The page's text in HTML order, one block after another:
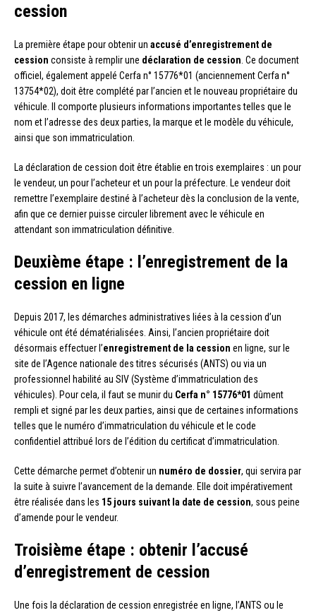
cession
La première étape pour obtenir un accusé d’enregistrement de
cession consiste à remplir une déclaration de cession . Ce document
officiel, également appelé Cerfa n° 15776*01 (anciennement Cerfa n°
13754*02), doit être complété par l’ancien et le nouveau propriétaire du
véhicule. Il comporte plusieurs informations importantes telles que le
nom et l’adresse des deux parties, la marque et le modèle du véhicule,
ainsi que son immatriculation.
La déclaration de cession doit être établie en trois exemplaires : un pour
le vendeur, un pour l’acheteur et un pour la préfecture. Le vendeur doit
remettre l’exemplaire destiné à l’acheteur dès la conclusion de la vente,
afin que ce dernier puisse circuler librement avec le véhicule en
attendant son immatriculation définitive.
Deuxième étape : l’enregistrement de la
cession en ligne
Depuis 2017, les démarches administratives liées à la cession d’un
véhicule ont été dématérialisées. Ainsi, l’ancien propriétaire doit
désormais effectuer l’enregistrement de la cession en ligne, sur le
site de l’Agence nationale des titres sécurisés (ANTS) ou via un
professionnel habilité au SIV (Système d’immatriculation des
véhicules). Pour cela, il faut se munir du Cerfa n° 15776*01 dûment
rempli et signé par les deux parties, ainsi que de certaines informations
telles que le numéro d’immatriculation du véhicule et le code
confidentiel attribué lors de l’édition du certificat d’immatriculation.
Cette démarche permet d’obtenir un numéro de dossier, qui servira par
la suite à suivre l’avancement de la demande. Elle doit impérativement
être réalisée dans les 15 jours suivant la date de cession, sous peine
d’amende pour le vendeur.
Troisième étape : obtenir l’accusé
d’enregistrement de cession
Une fois la déclaration de cession enregistrée en ligne, l’ANTS ou le